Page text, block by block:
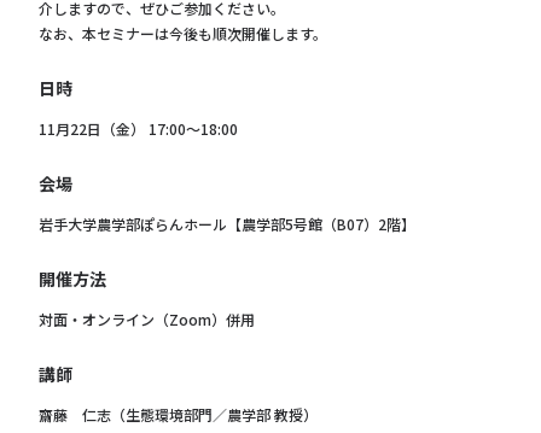
介しますので、ぜひご参加ください。
なお、本セミナーは今後も順次開催します。
日時
11月22日（金） 17:00～18:00
会場
岩手大学農学部ぽらんホール【農学部5号館（B07）2階】
開催方法
対面・オンライン（Zoom）併用
講師
齋藤 仁志（生態環境部門／農学部 教授）